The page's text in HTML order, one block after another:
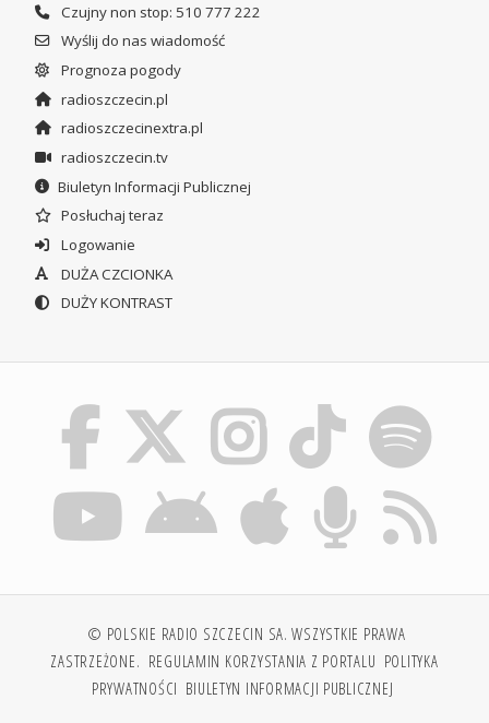
Czujny non stop: 510 777 222
Wyślij do nas wiadomość
Prognoza pogody
radioszczecin.pl
radioszczecinextra.pl
radioszczecin.tv
Biuletyn Informacji Publicznej
Posłuchaj teraz
Logowanie
DUŻA CZCIONKA
DUŻY KONTRAST
© POLSKIE RADIO SZCZECIN SA. WSZYSTKIE PRAWA
ZASTRZEŻONE. REGULAMIN KORZYSTANIA Z PORTALU POLITYKA
PRYWATNOŚCI BIULETYN INFORMACJI PUBLICZNEJ